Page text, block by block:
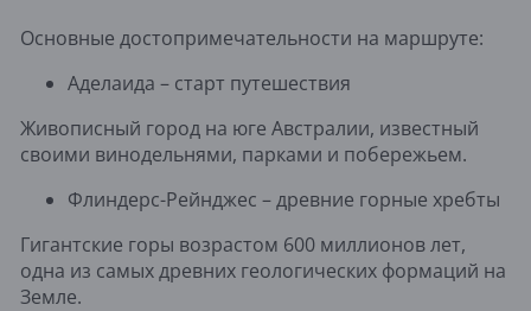
Основные достопримечательности на маршруте:
Аделаида – старт путешествия
Живописный город на юге Австралии, известный
своими винодельнями, парками и побережьем.
Флиндерс-Рейнджес – древние горные хребты
Гигантские горы возрастом 600 миллионов лет,
одна из самых древних геологических формаций на
Земле.